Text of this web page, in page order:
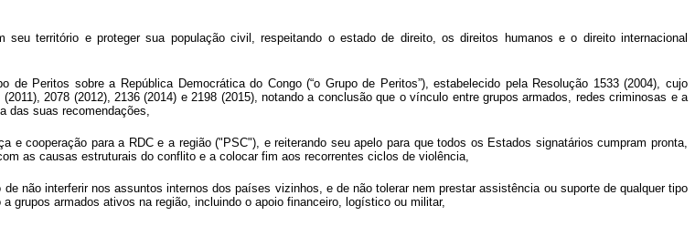
território e proteger sua população civil, respeitando o estado de direito, os direitos humanos e o direito internacional
Peritos sobre a República Democrática do Congo (“o Grupo de Peritos”), estabelecido pela Resolução 1533 (2004), cujo
2078 (2012), 2136 (2014) e 2198 (2015), notando a conclusão que o vínculo entre grupos armados, redes criminosas e a
das suas recomendações,
e cooperação para a RDC e a região ("PSC"), e reiterando seu apelo para que todos os Estados signatários cumpram pronta,
as causas estruturais do conflito e a colocar fim aos recorrentes ciclos de violência,
não interferir nos assuntos internos dos países vizinhos, e de não tolerar nem prestar assistência ou suporte de qualquer tipo
grupos armados ativos na região, incluindo o apoio financeiro, logístico ou militar,